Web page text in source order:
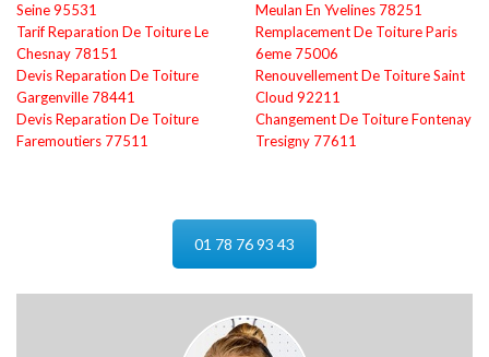
Seine 95531
Tarif Reparation De Toiture Le
Chesnay 78151
Devis Reparation De Toiture
Gargenville 78441
Devis Reparation De Toiture
Faremoutiers 77511
Meulan En Yvelines 78251
Remplacement De Toiture Paris
6eme 75006
Renouvellement De Toiture Saint
Cloud 92211
Changement De Toiture Fontenay
Tresigny 77611
01 78 76 93 43